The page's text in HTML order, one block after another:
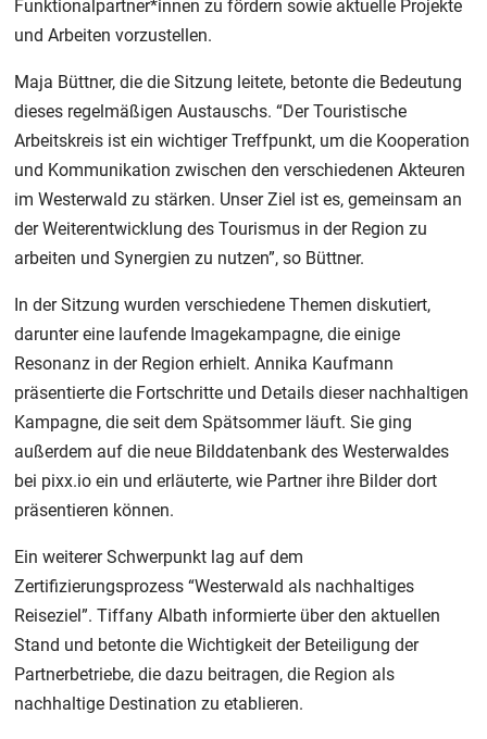
Funktionalpartner*innen zu fördern sowie aktuelle Projekte
und Arbeiten vorzustellen.
Maja Büttner, die die Sitzung leitete, betonte die Bedeutung
dieses regelmäßigen Austauschs. “Der Touristische
Arbeitskreis ist ein wichtiger Treffpunkt, um die Kooperation
und Kommunikation zwischen den verschiedenen Akteuren
im Westerwald zu stärken. Unser Ziel ist es, gemeinsam an
der Weiterentwicklung des Tourismus in der Region zu
arbeiten und Synergien zu nutzen”, so Büttner.
In der Sitzung wurden verschiedene Themen diskutiert,
darunter eine laufende Imagekampagne, die einige
Resonanz in der Region erhielt. Annika Kaufmann
präsentierte die Fortschritte und Details dieser nachhaltigen
Kampagne, die seit dem Spätsommer läuft. Sie ging
außerdem auf die neue Bilddatenbank des Westerwaldes
bei pixx.io ein und erläuterte, wie Partner ihre Bilder dort
präsentieren können.
Ein weiterer Schwerpunkt lag auf dem
Zertifizierungsprozess “Westerwald als nachhaltiges
Reiseziel”. Tiffany Albath informierte über den aktuellen
Stand und betonte die Wichtigkeit der Beteiligung der
Partnerbetriebe, die dazu beitragen, die Region als
nachhaltige Destination zu etablieren.